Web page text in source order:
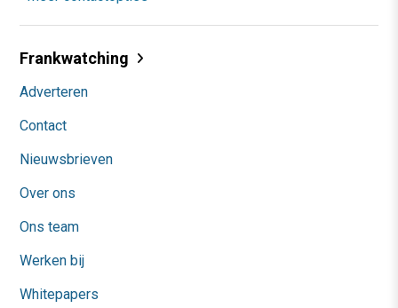
Frankwatching
Adverteren
Contact
Nieuwsbrieven
Over ons
Ons team
Werken bij
Whitepapers